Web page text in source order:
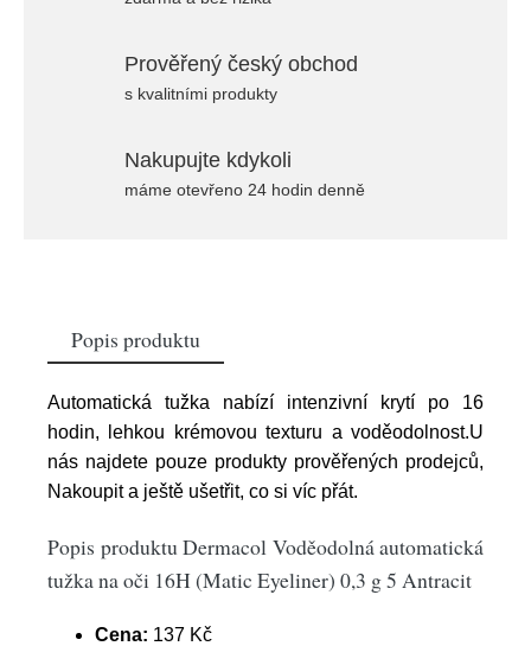
Prověřený český obchod
s kvalitními produkty
Nakupujte kdykoli
máme otevřeno 24 hodin denně
Popis produktu
Automatická tužka nabízí intenzivní krytí po 16
hodin, lehkou krémovou texturu a voděodolnost.U
nás najdete pouze produkty prověřených prodejců,
Nakoupit a ještě ušetřit, co si víc přát.
Popis produktu Dermacol Voděodolná automatická
tužka na oči 16H (Matic Eyeliner) 0,3 g 5 Antracit
Cena: 137 Kč